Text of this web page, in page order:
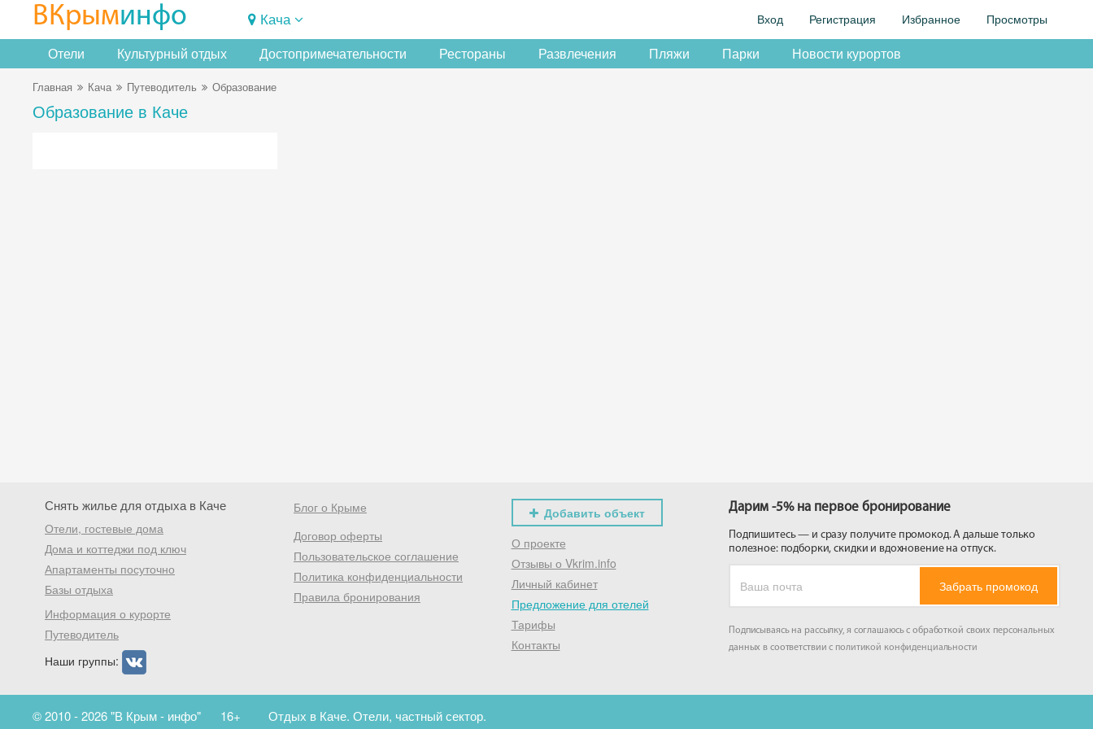
ВКрыминфо Кача Вход Регистрация Избранное Просмотры
Отели Культурный отдых Достопримечательности Рестораны Развлечения Пляжи Парки Новости курортов
Главная Кача Путеводитель Образование
Образование в Каче
Снять жилье для отдыха в Каче
Отели, гостевые дома
Дома и коттеджи под ключ
Апартаменты посуточно
Базы отдыха
Информация о курорте
Путеводитель
Наши группы:
Блог о Крыме
Договор оферты
Пользовательское соглашение
Политика конфиденциальности
Правила бронирования
Добавить объект
О проекте
Отзывы о Vkrim.info
Личный кабинет
Предложение для отелей
Тарифы
Контакты
Дарим -5% на первое бронирование
Подпишитесь — и сразу получите промокод. А дальше только
полезное: подборки, скидки и вдохновение на отпуск.
Забрать промокод
Подписываясь на рассылку, я соглашаюсь с обработкой своих персональных
данных в соответствии с политикой конфиденциальности
© 2010 - 2026 "В Крым - инфо" 16+ Отдых в Каче. Отели, частный сектор.